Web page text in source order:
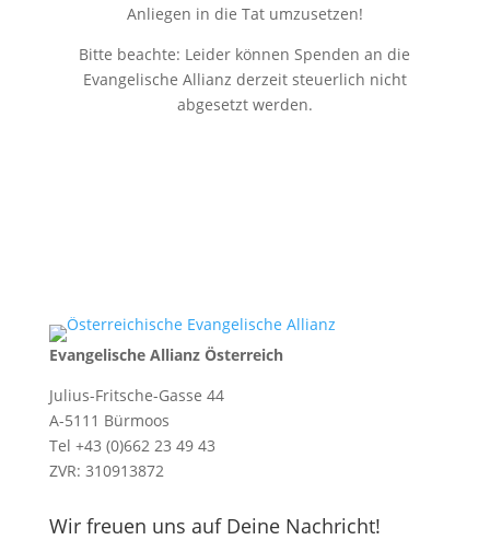
Anliegen in die Tat umzusetzen!
Bitte beachte: Leider können Spenden an die
Evangelische Allianz derzeit steuerlich nicht
abgesetzt werden.
Evangelische Allianz Österreich
Julius-Fritsche-Gasse 44
A-5111 Bürmoos
Tel +43 (0)662 23 49 43
ZVR: 310913872
Wir freuen uns auf Deine Nachricht!